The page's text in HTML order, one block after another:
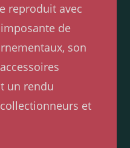
reproduit avec
de
son
un rendu
et